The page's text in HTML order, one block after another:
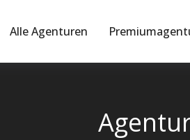
Alle Agenturen